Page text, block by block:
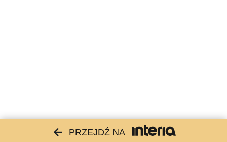
PRZEJDŹ NA